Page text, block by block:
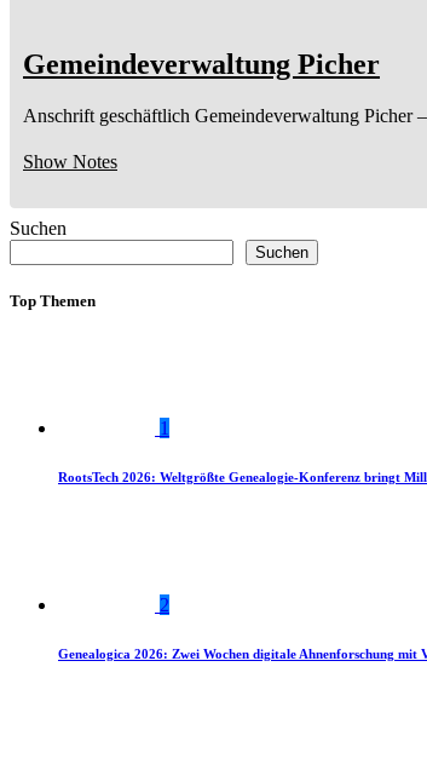
Gemeindeverwaltung Picher
Anschrift geschäftlich Gemeindeverwaltung Picher
Show Notes
Suchen
Suchen
Top Themen
1
RootsTech 2026: Weltgrößte Genealogie-Konferenz bringt
2
Genealogica 2026: Zwei Wochen digitale Ahnenforschung mit